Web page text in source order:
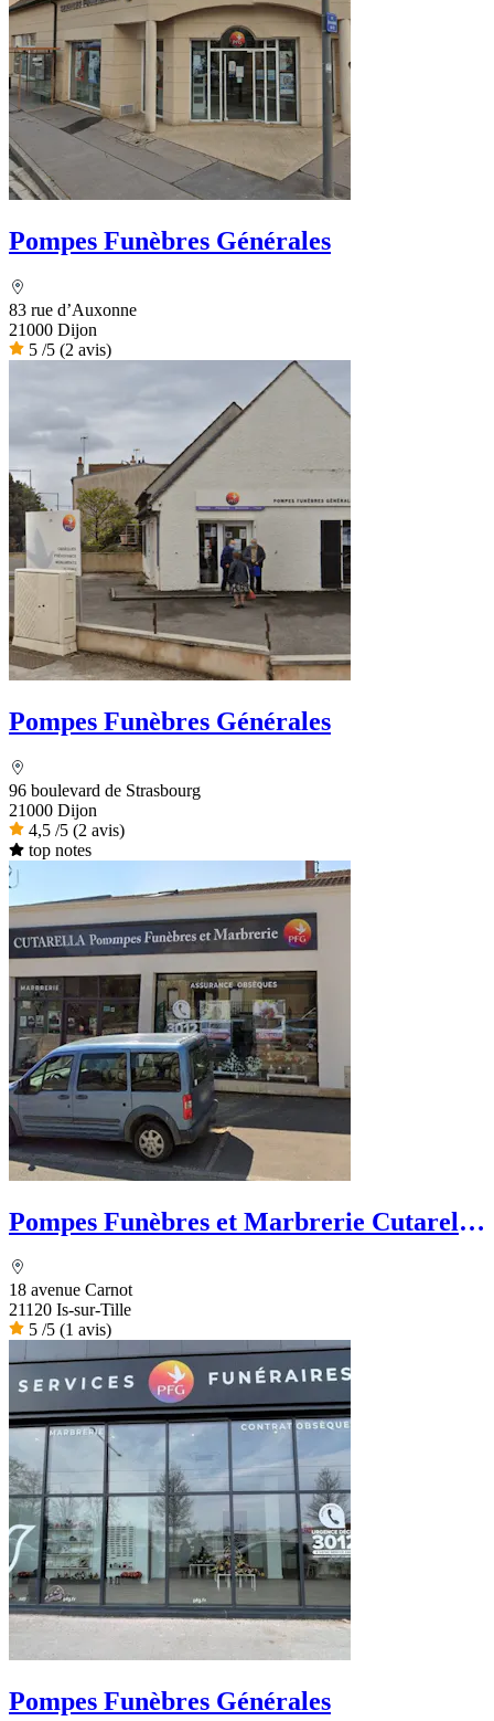
Pompes Funèbres Générales
83 rue d’Auxonne
21000 Dijon
5 /5 (2 avis)
Pompes Funèbres Générales
96 boulevard de Strasbourg
21000 Dijon
4,5 /5 (2 avis)
top notes
Pompes Funèbres et Marbrerie Cutarella
18 avenue Carnot
21120 Is-sur-Tille
5 /5 (1 avis)
Pompes Funèbres Générales